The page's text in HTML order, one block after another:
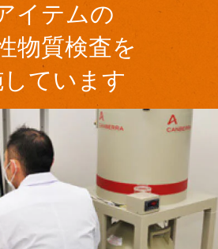
イテムの
物質検査を
ています